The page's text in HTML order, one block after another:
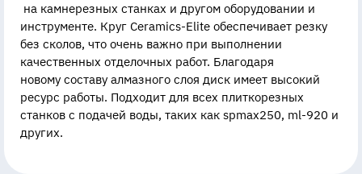
на камнерезных станках и другом оборудовании и
инструменте. Круг Ceramics-Elite обеспечивает резку
без сколов, что очень важно при выполнении
качественных отделочных работ. Благодаря
новому составу алмазного слоя диск имеет высокий
ресурс работы. Подходит для всех плиткорезных
станков с подачей воды, таких как spmax250, ml-920 и
других.